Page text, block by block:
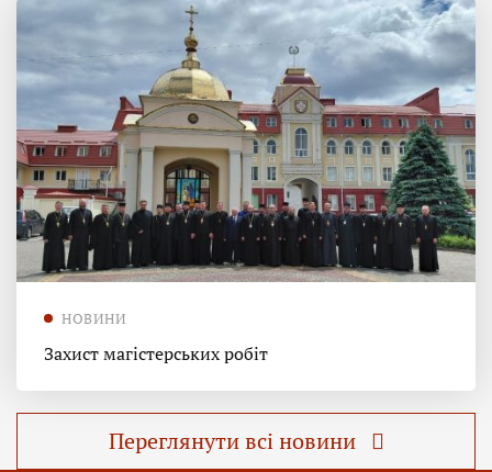
НОВИНИ
Захист магістерських робіт
Переглянути всі новини